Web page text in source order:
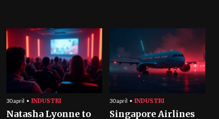
30 april INDUSTRI
Natasha Lyonne to
30 april INDUSTRI
Singapore Airlines